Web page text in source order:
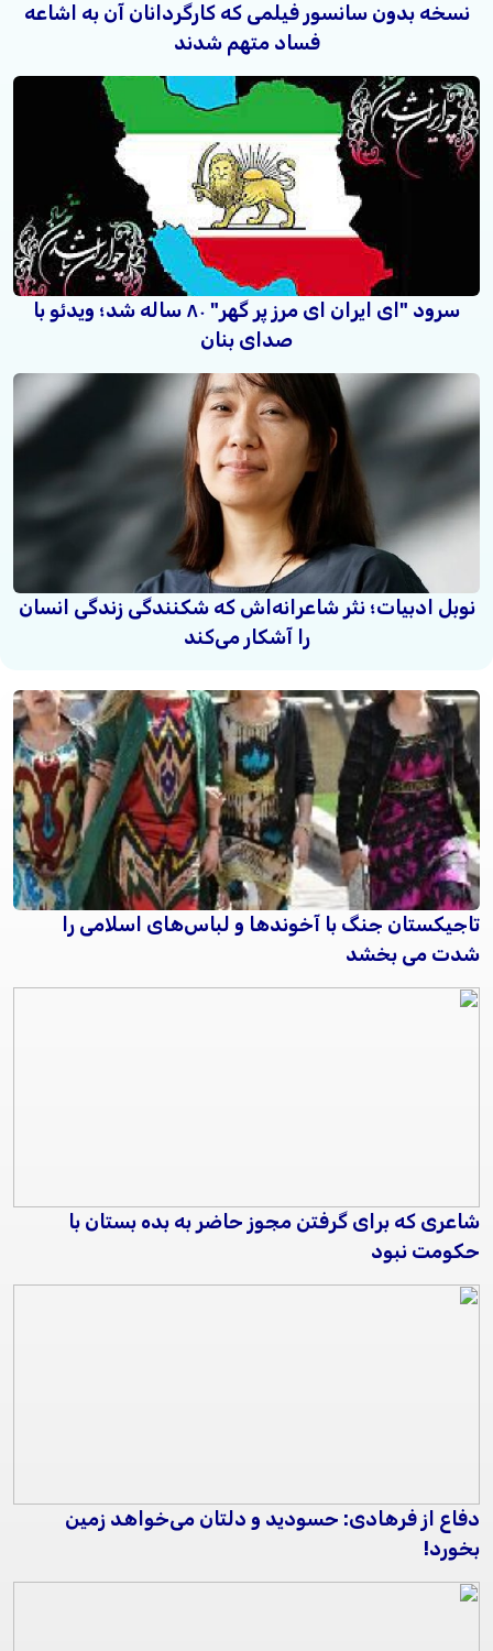
نسخه بدون سانسور فیلمی که کارگردانان آن به اشاعه
فساد متهم شدند
سرود "ای ایران ای مرز پر گهر" ۸۰ ساله شد؛ ویدئو با
صدای بنان
نوبل ادبیات؛ نثر شاعرانه‌اش که شکنندگی زندگی انسان
را آشکار می‌کند
تاجیکستان جنگ با آخوندها و لباس‌های اسلامی را
شدت می‌ بخشد
شاعری که برای گرفتن مجوز حاضر به بده‌ بستان با
حکومت نبود
دفاع از فرهادی: حسودید و دلتان می‌خواهد زمین
بخورد!